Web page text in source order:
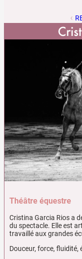
Théâtre équestre
Cristina Garcia Rios a
du spectacle. Elle est
travaillé aux grandes
Douceur, force, fluidité,